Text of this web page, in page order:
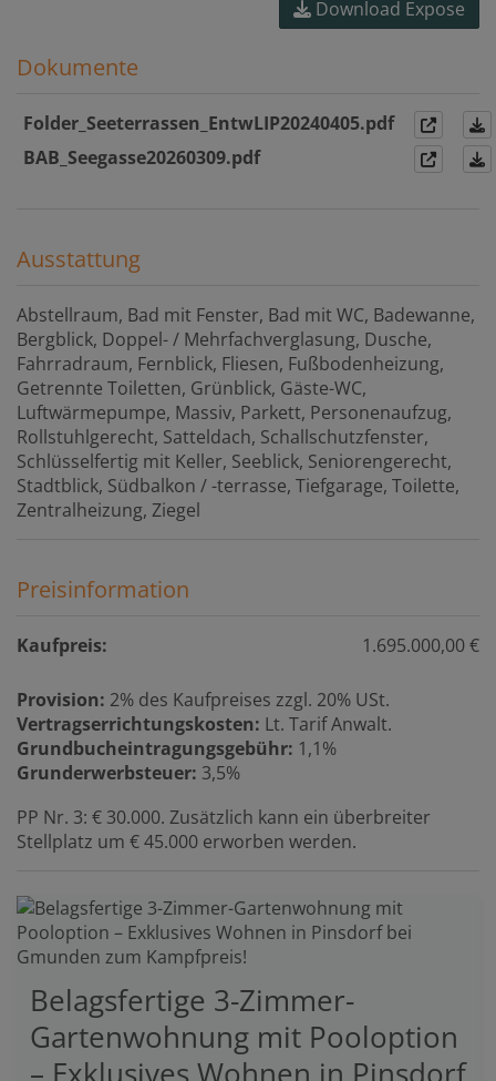
Download Expose
Dokumente
Folder_Seeterrassen_EntwLIP20240405.pdf
BAB_Seegasse20260309.pdf
Ausstattung
Abstellraum Bad mit Fenster Bad mit WC Badewanne
Bergblick Doppel- / Mehrfachverglasung Dusche
Fahrradraum Fernblick Fliesen Fußbodenheizung
Getrennte Toiletten Grünblick Gäste-WC
Luftwärmepumpe Massiv Parkett Personenaufzug
Rollstuhlgerecht Satteldach Schallschutzfenster
Schlüsselfertig mit Keller Seeblick Seniorengerecht
Stadtblick Südbalkon / -terrasse Tiefgarage Toilette
Zentralheizung Ziegel
Preisinformation
Kaufpreis: 1.695.000,00 €
Provision: 2% des Kaufpreises zzgl. 20% USt.
Vertragserrichtungskosten: Lt. Tarif Anwalt.
Grundbucheintragungsgebühr: 1,1%
Grunderwerbsteuer: 3,5%
PP Nr. 3: € 30.000. Zusätzlich kann ein überbreiter
Stellplatz um € 45.000 erworben werden.
Belagsfertige 3-Zimmer-
Gartenwohnung mit Pooloption
– Exklusives Wohnen in Pinsdorf